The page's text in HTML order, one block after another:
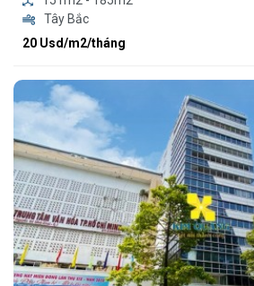
Tây Bắc
20 Usd/m2/tháng